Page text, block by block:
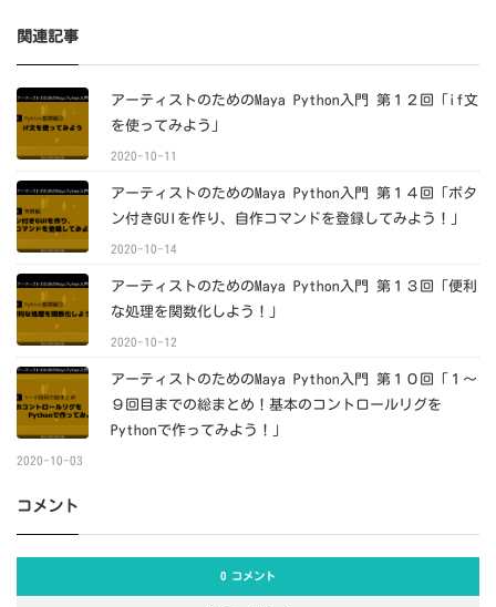
関連記事
アーティストのためのMaya Python入門 第１２回「if文
を使ってみよう」
2020-10-11
アーティストのためのMaya Python入門 第１４回「ボタ
ン付きGUIを作り、自作コマンドを登録してみよう！」
2020-10-14
アーティストのためのMaya Python入門 第１３回「便利
な処理を関数化しよう！」
2020-10-12
アーティストのためのMaya Python入門 第１０回「１～
９回目までの総まとめ！基本のコントロールリグを
Pythonで作ってみよう！」
2020-10-03
コメント
0 コメント